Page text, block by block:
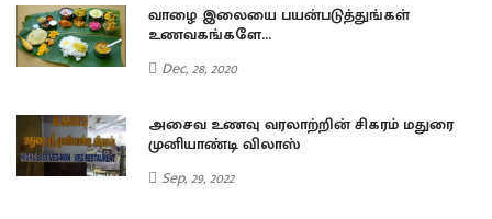
வாழை இலையை பயன்படுத்துங்கள்
உணவகங்களே...
Dec, 28, 2020
அசைவ உணவு வரலாற்றின் சிகரம் மதுரை
முனியாண்டி விலாஸ்
Sep, 29, 2022